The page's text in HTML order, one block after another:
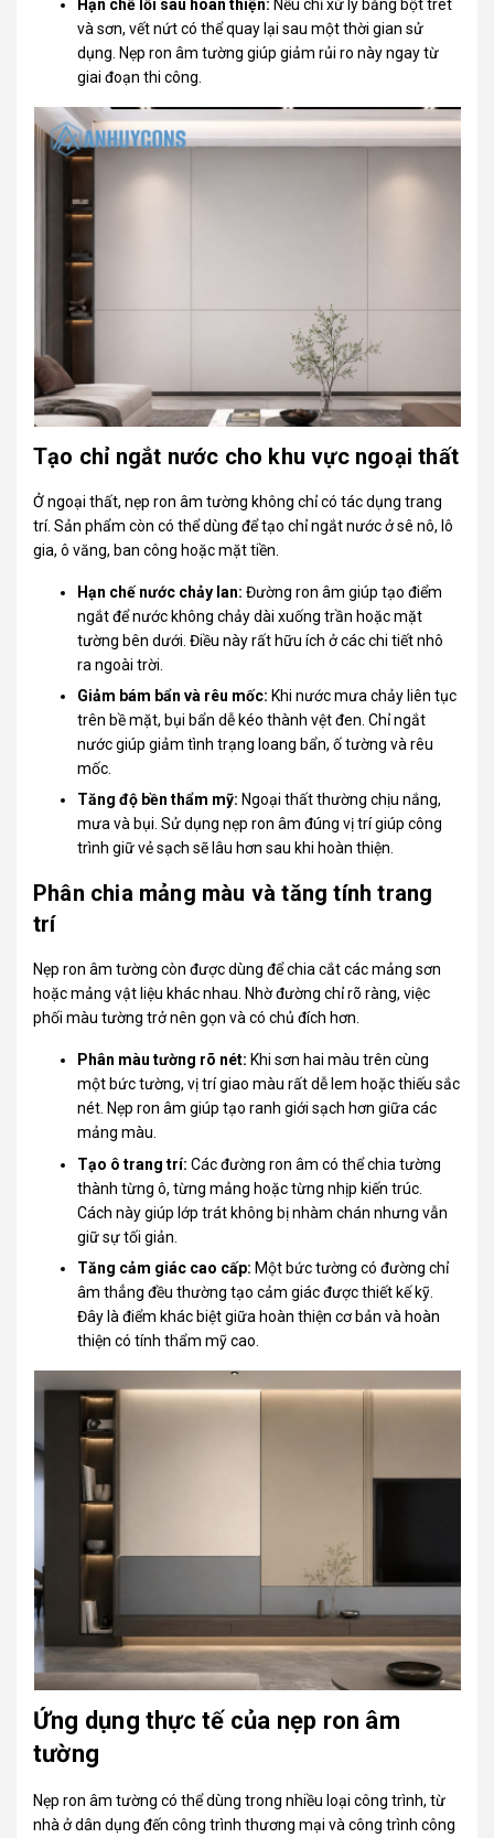
Hạn chế lỗi sau hoàn thiện: Nếu chỉ xử lý bằng bột trét
và sơn, vết nứt có thể quay lại sau một thời gian sử
dụng. Nẹp ron âm tường giúp giảm rủi ro này ngay từ
giai đoạn thi công.
Tạo chỉ ngắt nước cho khu vực ngoại thất
Ở ngoại thất, nẹp ron âm tường không chỉ có tác dụng trang
trí. Sản phẩm còn có thể dùng để tạo chỉ ngắt nước ở sê nô, lô
gia, ô văng, ban công hoặc mặt tiền.
Hạn chế nước chảy lan: Đường ron âm giúp tạo điểm
ngắt để nước không chảy dài xuống trần hoặc mặt
tường bên dưới. Điều này rất hữu ích ở các chi tiết nhô
ra ngoài trời.
Giảm bám bẩn và rêu mốc: Khi nước mưa chảy liên tục
trên bề mặt, bụi bẩn dễ kéo thành vệt đen. Chỉ ngắt
nước giúp giảm tình trạng loang bẩn, ố tường và rêu
mốc.
Tăng độ bền thẩm mỹ: Ngoại thất thường chịu nắng,
mưa và bụi. Sử dụng nẹp ron âm đúng vị trí giúp công
trình giữ vẻ sạch sẽ lâu hơn sau khi hoàn thiện.
Phân chia mảng màu và tăng tính trang
trí
Nẹp ron âm tường còn được dùng để chia cắt các mảng sơn
hoặc mảng vật liệu khác nhau. Nhờ đường chỉ rõ ràng, việc
phối màu tường trở nên gọn và có chủ đích hơn.
Phân màu tường rõ nét: Khi sơn hai màu trên cùng
một bức tường, vị trí giao màu rất dễ lem hoặc thiếu sắc
nét. Nẹp ron âm giúp tạo ranh giới sạch hơn giữa các
mảng màu.
Tạo ô trang trí: Các đường ron âm có thể chia tường
thành từng ô, từng mảng hoặc từng nhịp kiến trúc.
Cách này giúp lớp trát không bị nhàm chán nhưng vẫn
giữ sự tối giản.
Tăng cảm giác cao cấp: Một bức tường có đường chỉ
âm thẳng đều thường tạo cảm giác được thiết kế kỹ.
Đây là điểm khác biệt giữa hoàn thiện cơ bản và hoàn
thiện có tính thẩm mỹ cao.
Ứng dụng thực tế của nẹp ron âm
tường
Nẹp ron âm tường có thể dùng trong nhiều loại công trình, từ
nhà ở dân dụng đến công trình thương mại và công trình công